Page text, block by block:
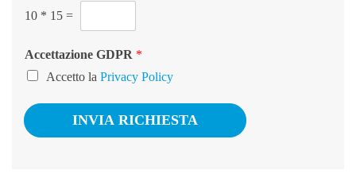
*
10 * 15 =
Accettazione GDPR *
Accetto la Privacy Policy
INVIA RICHIESTA